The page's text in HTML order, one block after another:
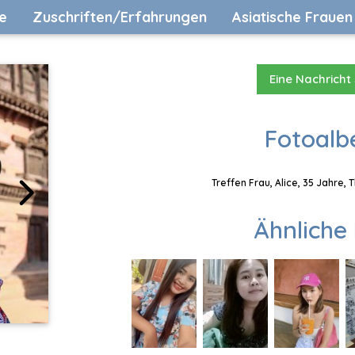
Zuschriften/Erfahrungen Asiatische Frauen
Eine Nachricht
Treffen Frau, Alice, 35 Jahre,